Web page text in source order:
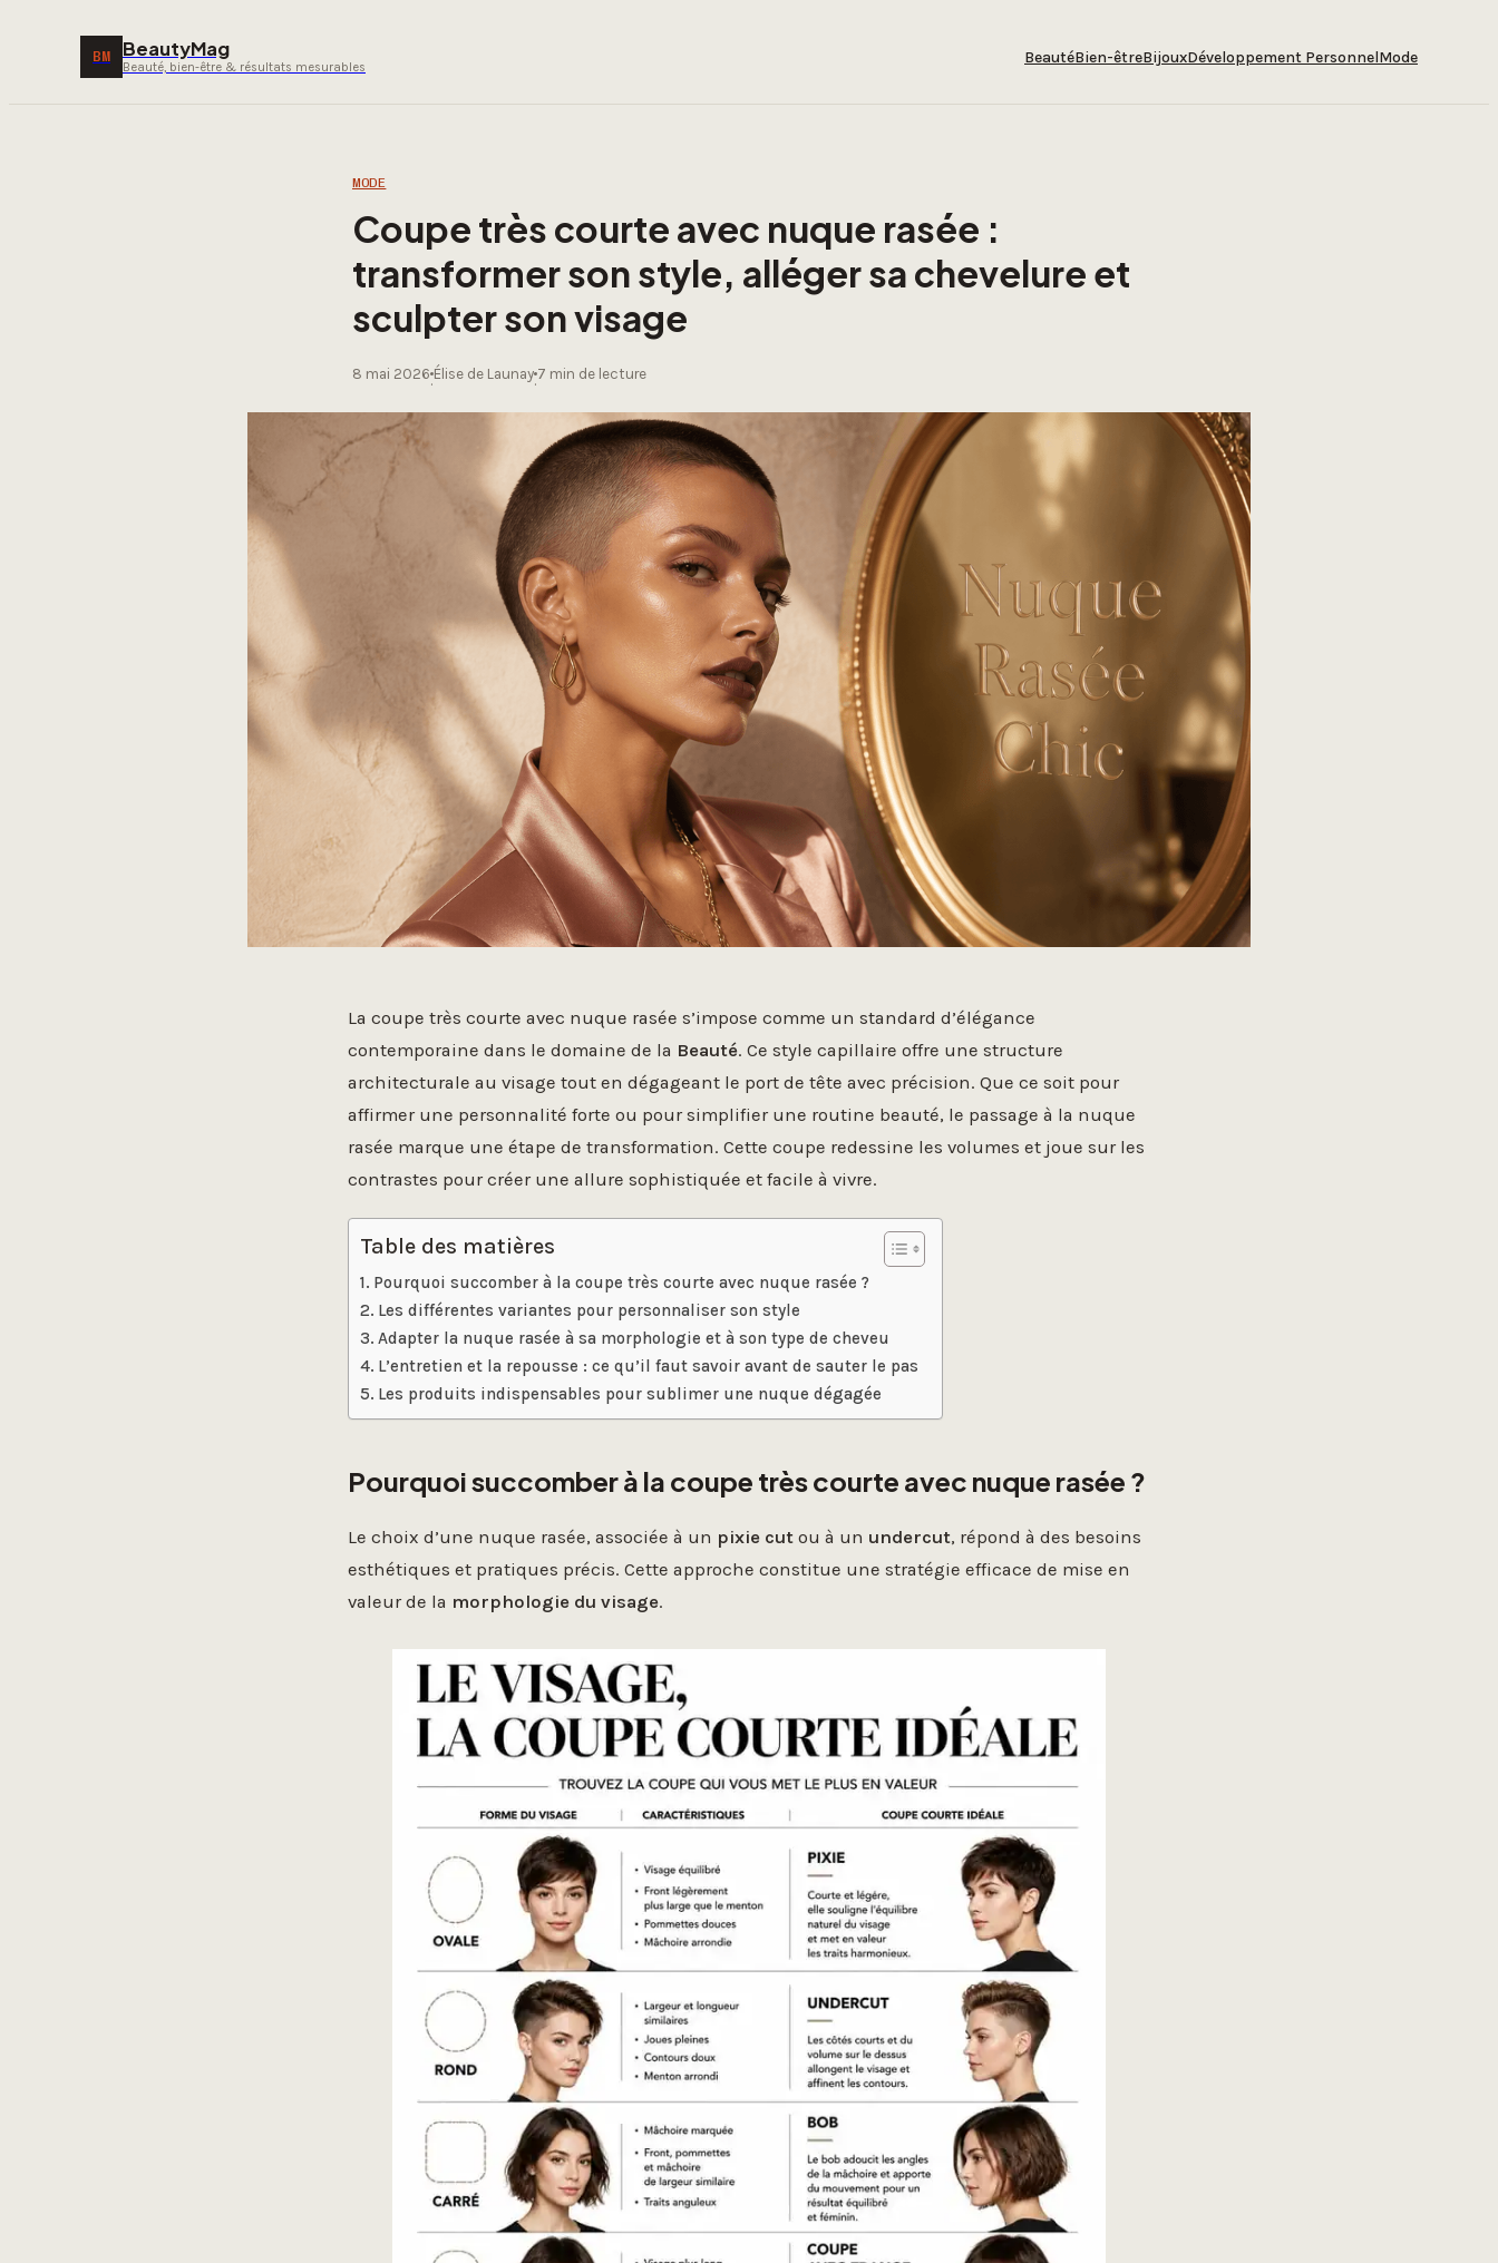
BM BeautyMag
Beauté, bien-être & résultats mesurables
BeautéBien-êtreBijouxDéveloppement PersonnelMode
MODE
Coupe très courte avec nuque rasée :
transformer son style, alléger sa chevelure et
sculpter son visage
8 mai 2026
·
Élise de Launay
·
7 min de lecture
La coupe très courte avec nuque rasée s’impose comme un standard d’élégance
contemporaine dans le domaine de la Beauté. Ce style capillaire offre une structure
architecturale au visage tout en dégageant le port de tête avec précision. Que ce soit pour
affirmer une personnalité forte ou pour simplifier une routine beauté, le passage à la nuque
rasée marque une étape de transformation. Cette coupe redessine les volumes et joue sur les
contrastes pour créer une allure sophistiquée et facile à vivre.
Table des matières
Pourquoi succomber à la coupe très courte avec nuque rasée ?
Les différentes variantes pour personnaliser son style
Adapter la nuque rasée à sa morphologie et à son type de cheveu
L’entretien et la repousse : ce qu’il faut savoir avant de sauter le pas
Les produits indispensables pour sublimer une nuque dégagée
Pourquoi succomber à la coupe très courte avec nuque rasée ?
Le choix d’une nuque rasée, associée à un pixie cut ou à un undercut, répond à des besoins
esthétiques et pratiques précis. Cette approche constitue une stratégie efficace de mise en
valeur de la morphologie du visage.